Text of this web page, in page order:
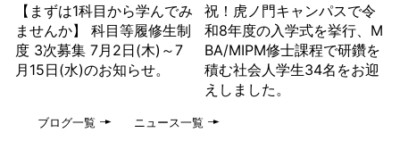
【まずは1科目から学んでみ
ませんか】 科目等履修生制
度 3次募集 7月2日(木)～7
月15日(水)のお知らせ。
祝！虎ノ門キャンパスで令
和8年度の入学式を挙行、M
BA/MIPM修士課程で研鑽を
積む社会人学生34名をお迎
えしました。
ブログ一覧 ニュース一覧